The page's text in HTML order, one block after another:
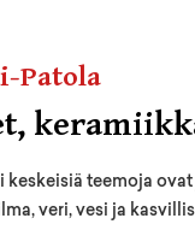
Patola
keskeisiä teemoja
veri, vesi ja